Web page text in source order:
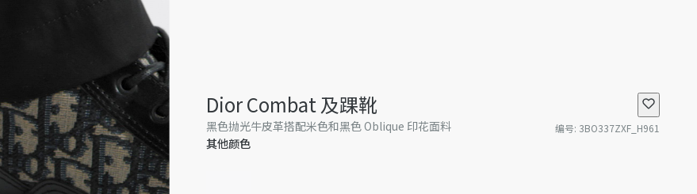
Dior Combat 及踝靴
黑色抛光牛皮革搭配米色和黑色 Oblique 印花面料 编号: 3BO337ZXF_H961
其他颜色